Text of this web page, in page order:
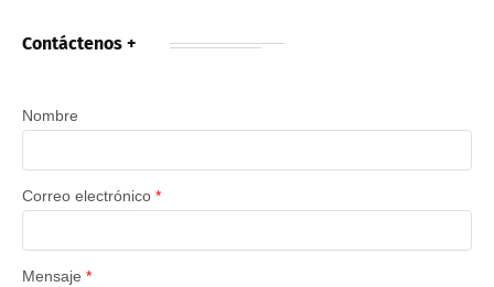
Contáctenos +
Nombre
Correo electrónico *
Mensaje *